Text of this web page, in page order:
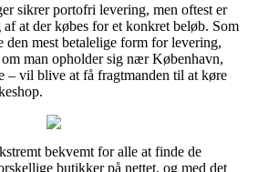
sikrer portofri levering, men oftest er
at der købes for et konkret beløb. Som
den mest betalelige form for levering,
man opholder sig nær København,
– vil blive at få fragtmanden til at køre
bekvemt for alle at finde de
butikker på nettet, og med det